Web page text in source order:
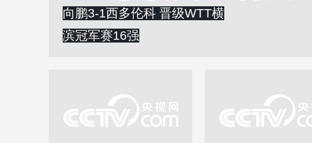
向鹏3-1西多伦科 晋级WTT横
滨冠军赛16强